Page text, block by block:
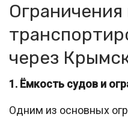
Ограничения
через
1. Ёмкость судов и
Одним из основных